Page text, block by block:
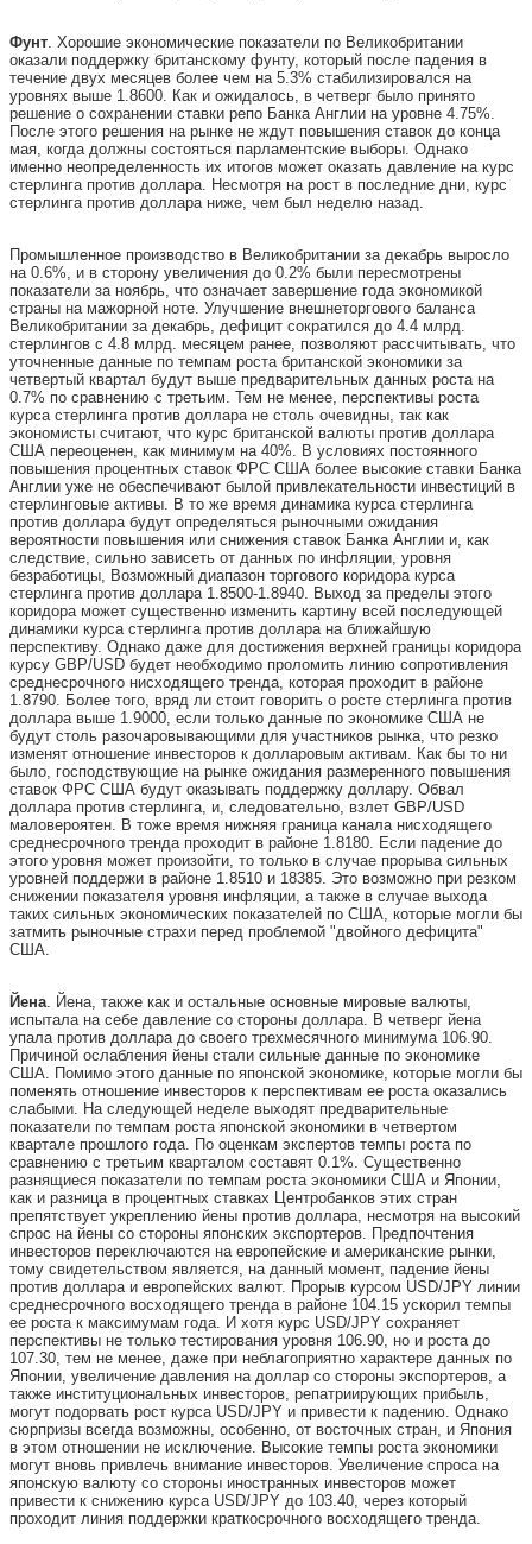
Фунт. Хорошие экономические показатели по Великобритании
оказали поддержку британскому фунту, который после падения в
течение двух месяцев более чем на 5.3% стабилизировался на
уровнях выше 1.8600. Как и ожидалось, в четверг было принято
решение о сохранении ставки репо Банка Англии на уровне 4.75%.
После этого решения на рынке не ждут повышения ставок до конца
мая, когда должны состояться парламентские выборы. Однако
именно неопределенность их итогов может оказать давление на курс
стерлинга против доллара. Несмотря на рост в последние дни, курс
стерлинга против доллара ниже, чем был неделю назад.
Промышленное производство в Великобритании за декабрь выросло
на 0.6%, и в сторону увеличения до 0.2% были пересмотрены
показатели за ноябрь, что означает завершение года экономикой
страны на мажорной ноте. Улучшение внешнеторгового баланса
Великобритании за декабрь, дефицит сократился до 4.4 млрд.
стерлингов с 4.8 млрд. месяцем ранее, позволяют рассчитывать, что
уточненные данные по темпам роста британской экономики за
четвертый квартал будут выше предварительных данных роста на
0.7% по сравнению с третьим. Тем не менее, перспективы роста
курса стерлинга против доллара не столь очевидны, так как
экономисты считают, что курс британской валюты против доллара
США переоценен, как минимум на 40%. В условиях постоянного
повышения процентных ставок ФРС США более высокие ставки Банка
Англии уже не обеспечивают былой привлекательности инвестиций в
стерлинговые активы. В то же время динамика курса стерлинга
против доллара будут определяться рыночными ожидания
вероятности повышения или снижения ставок Банка Англии и, как
следствие, сильно зависеть от данных по инфляции, уровня
безработицы, Возможный диапазон торгового коридора курса
стерлинга против доллара 1.8500-1.8940. Выход за пределы этого
коридора может существенно изменить картину всей последующей
динамики курса стерлинга против доллара на ближайшую
перспективу. Однако даже для достижения верхней границы коридора
курсу GBP/USD будет необходимо проломить линию сопротивления
среднесрочного нисходящего тренда, которая проходит в районе
1.8790. Более того, вряд ли стоит говорить о росте стерлинга против
доллара выше 1.9000, если только данные по экономике США не
будут столь разочаровывающими для участников рынка, что резко
изменят отношение инвесторов к долларовым активам. Как бы то ни
было, господствующие на рынке ожидания размеренного повышения
ставок ФРС США будут оказывать поддержку доллару. Обвал
доллара против стерлинга, и, следовательно, взлет GBP/USD
маловероятен. В тоже время нижняя граница канала нисходящего
среднесрочного тренда проходит в районе 1.8180. Если падение до
этого уровня может произойти, то только в случае прорыва сильных
уровней поддержи в районе 1.8510 и 18385. Это возможно при резком
снижении показателя уровня инфляции, а также в случае выхода
таких сильных экономических показателей по США, которые могли бы
затмить рыночные страхи перед проблемой "двойного дефицита"
США.
Йена. Йена, также как и остальные основные мировые валюты,
испытала на себе давление со стороны доллара. В четверг йена
упала против доллара до своего трехмесячного минимума 106.90.
Причиной ослабления йены стали сильные данные по экономике
США. Помимо этого данные по японской экономике, которые могли бы
поменять отношение инвесторов к перспективам ее роста оказались
слабыми. На следующей неделе выходят предварительные
показатели по темпам роста японской экономики в четвертом
квартале прошлого года. По оценкам экспертов темпы роста по
сравнению с третьим кварталом составят 0.1%. Существенно
разнящиеся показатели по темпам роста экономики США и Японии,
как и разница в процентных ставках Центробанков этих стран
препятствует укреплению йены против доллара, несмотря на высокий
спрос на йены со стороны японских экспортеров. Предпочтения
инвесторов переключаются на европейские и американские рынки,
тому свидетельством является, на данный момент, падение йены
против доллара и европейских валют. Прорыв курсом USD/JPY линии
среднесрочного восходящего тренда в районе 104.15 ускорил темпы
ее роста к максимумам года. И хотя курс USD/JPY сохраняет
перспективы не только тестирования уровня 106.90, но и роста до
107.30, тем не менее, даже при неблагоприятно характере данных по
Японии, увеличение давления на доллар со стороны экспортеров, а
также институциональных инвесторов, репатриирующих прибыль,
могут подорвать рост курса USD/JPY и привести к падению. Однако
сюрпризы всегда возможны, особенно, от восточных стран, и Япония
в этом отношении не исключение. Высокие темпы роста экономики
могут вновь привлечь внимание инвесторов. Увеличение спроса на
японскую валюту со стороны иностранных инвесторов может
привести к снижению курса USD/JPY до 103.40, через который
проходит линия поддержки краткосрочного восходящего тренда.